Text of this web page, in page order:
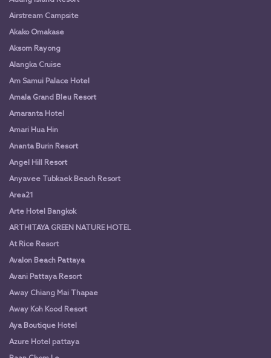
Airstream Campsite
Akako Omakase
Aksorn Rayong
Alangka Cruise
Am Samui Palace Hotel
Amala Grand Bleu Resort
Amaranta Hotel
Amari Hua Hin
Ananta Burin Resort
Angel Hill Resort
Anyavee Tubkaek Beach Resort
Area21
Arte Hotel Bangkok
ARTHITAYA GREEN NATURE HOTEL
At Rice Resort
Avalon Beach Pattaya
Avani Pattaya Resort
Away Chiang Mai Thapae
Away Koh Kood Resort
Aya Boutique Hotel
Azure Hotel pattaya